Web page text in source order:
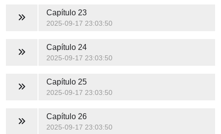
Capítulo 23
2025-09-17 23:03:50
Capítulo 24
2025-09-17 23:03:50
Capítulo 25
2025-09-17 23:03:50
Capítulo 26
2025-09-17 23:03:50